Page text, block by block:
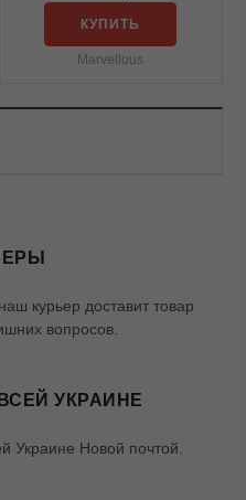
КУПИТЬ
Marvellous
курьер доставит товар
вопросов.
УКРАИНЕ
Украине Новой почтой.